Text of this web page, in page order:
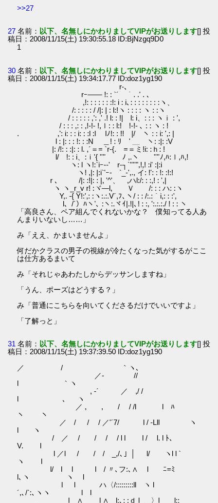
>>27
27 名前： 以下、名無しにかわりましてVIPがお送りします[] 投
稿日：2008/11/15(土) 19:30:55.18 ID:BjNzgq9D0
1
30 名前： 以下、名無しにかわりましてVIPがお送りします[] 投
稿日：2008/11/15(土) 19:34:17.77 ID:doz1yg190
r-､
rｰ―― !: : `´￣｀. .' . ､
,!: : : : : : :!: i : i､: : : : : : : :ヽ、
/: : : : : / /|: | : l:!ヽ : : : : ヽ : :ヽ
/ : : : : : ,': ,' .! l: : !| l: i、: : : ヽｉ : ',
/ : : : ,: : ,!-!‐ !,ｌ: : l:! !‐!- ､ : : ヽ : !
. ,': i: : : i: : :l :l lﾉ!: : !! |/ ヽ : : i: ',: |
l : |: : : !: : :N ＿! : ﾘ ' ＿ ヽ: :|: :V
|: /!: : :|: : l. ,´＝= `r‐{. =＝ミ!i: :ｈ: !
l/ !: : i、:ｉ'{ '''' ﾉ ,.ヽ ''''ﾉ,ﾊ:ｌ,ﾊ,!
ヽ: l ヽ!:`iｰ‐‐' r‐┐`''''",!,! :i' :|:i
ヽ! ,|: |:i`'ｰ- `_‐',., イ: !': : !: :!:!
r ､ /|: :!|: : |, '^'、 ,ハl:/: : :,! : ',|
ヽ ヽ_r_v r! :ヾ―l, Ｖ /: : : ハ: :ヽ
Y,. -{ Y!:',: :ヽ:.:.V´,ﾌ､ヽ/ : : /:.:｀i,: : :',
l、/´）ﾊヽ'､ :ヽ:.ヾｲ|.!|､! : :, ':.:.:./ ! : : ヽ
「高良さん、ペア組んでくれないかな？ 僕知ってる人あ
んまりいないし……」
み「ええ、かまいませんよ」
何だかクラスの男子の視線が冷たくなった気がするがここ
は仕方あるまいて
み「それじゃあわたしからデッサンしますね」
「うん、ポーズはどうする？」
み「普通にこちらを向いてくださるだけでいいですよ」
「了解っと」
31 名前： 以下、名無しにかわりましてVIPがお送りします[] 投
稿日：2008/11/15(土) 19:37:39.50 ID:doz1yg190
／ / ｀ヽ､
／‐ //
l ｀ヽ
, ‐´ ／ ,/ /
l ､ ヽ
／ , , / / /l l ﾊ
ヽ ヽ
／ / / / ／'´7/ l / -Lll ヽ
l ヽ
/ ／ / / / / l l l / l. l ﾄ､
V. l
l ／l / / / _,/､」│ l/ ヽl l `
ヽ l
l/ l l l / 〃､フ:､∧ l ﾆ=ﾐ
l､ヽ ヽ l
l l ハ〈/:::::::::ll ヽ l
´,､/`:､ヽヽ l l
l ∧ l ∧ l:､: :ｄ l _〉l l::